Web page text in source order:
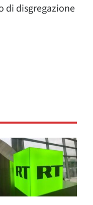
di disgregazione